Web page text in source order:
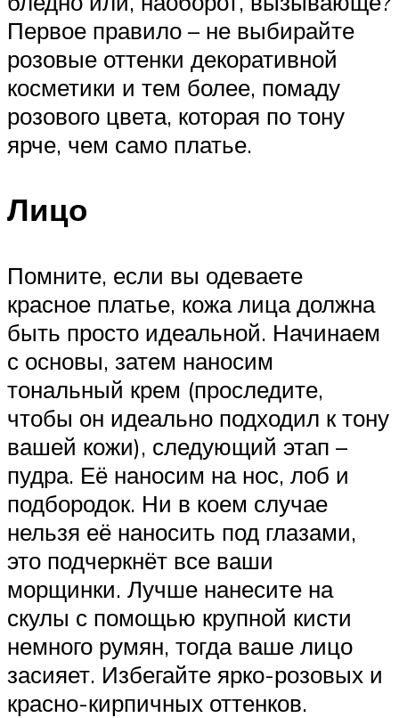
Первое правило – не выбирайте
розовые оттенки декоративной
косметики и тем более, помаду
розового цвета, которая по тону
ярче, чем само платье.
Лицо
Помните, если вы одеваете
красное платье, кожа лица должна
быть просто идеальной. Начинаем
с основы, затем наносим
тональный крем (проследите,
чтобы он идеально подходил к тону
вашей кожи), следующий этап –
пудра. Её наносим на нос, лоб и
подбородок. Ни в коем случае
нельзя её наносить под глазами,
это подчеркнёт все ваши
морщинки. Лучше нанесите на
скулы с помощью крупной кисти
немного румян, тогда ваше лицо
засияет. Избегайте ярко-розовых и
красно-кирпичных оттенков.